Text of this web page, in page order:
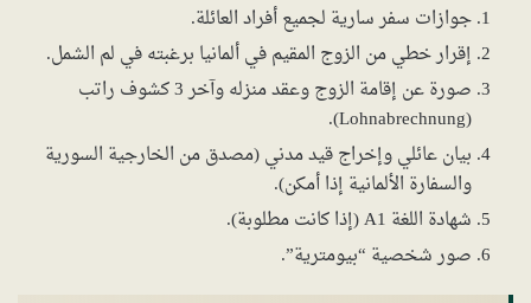
جوازات سفر سارية لجميع أفراد العائلة.
إقرار خطي من الزوج المقيم في ألمانيا برغبته في لم الشمل.
صورة عن إقامة الزوج وعقد منزله وآخر 3 كشوف راتب
(Lohnabrechnung).
بيان عائلي وإخراج قيد مدني (مصدق من الخارجية السورية
والسفارة الألمانية إذا أمكن).
شهادة اللغة A1 (إذا كانت مطلوبة).
صور شخصية “بيومترية”.